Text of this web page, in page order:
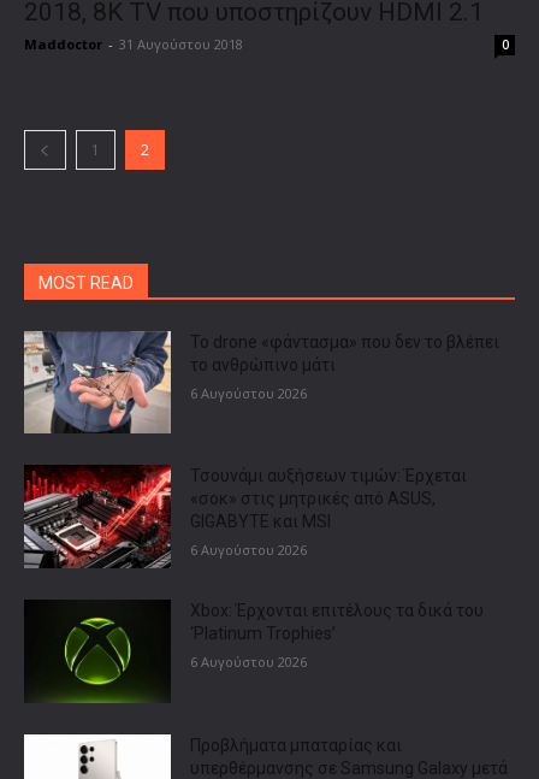
2018, 8K TV που υποστηρίζουν HDMI 2.1
Maddoctor - 31 Αυγούστου 2018 0
1 2
MOST READ
Το drone «φάντασμα» που δεν το βλέπει
το ανθρώπινο μάτι
6 Αυγούστου 2026
Τσουνάμι αυξήσεων τιμών: Έρχεται
«σοκ» στις μητρικές από ASUS,
GIGABYTE και MSI
6 Αυγούστου 2026
Xbox: Έρχονται επιτέλους τα δικά του
‘Platinum Trophies’
6 Αυγούστου 2026
Προβλήματα μπαταρίας και
υπερθέρμανσης σε Samsung Galaxy μετά